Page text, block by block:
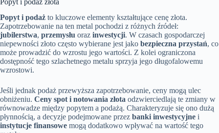
Popyt i podaż to kluczowe elementy kształtujące cenę złota.
Zapotrzebowanie na ten metal pochodzi z różnych źródeł:
jubilerstwa, przemysłu oraz inwestycji. W czasach gospodarczej
niepewności złoto często wybierane jest jako bezpieczna przystań, co
może prowadzić do wzrostu jego wartości. Z kolei ograniczona
dostępność tego szlachetnego metalu sprzyja jego długofalowemu
wzrostowi.
Jeśli jednak podaż przewyższa zapotrzebowanie, ceny mogą ulec
obniżeniu. Ceny spot i notowania złota odzwierciedlają te zmiany w
równowadze między popytem a podażą. Charakteryzuje się ono dużą
płynnością, a decyzje podejmowane przez banki inwestycyjne i
instytucje finansowe mogą dodatkowo wpływać na wartość tego